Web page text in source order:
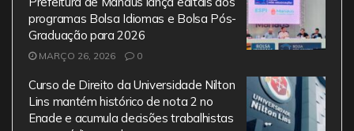
b
o
o
k
A a
programas Bolsa Idiomas e Bolsa Pós-
Graduação para 2026
MARÇO 26, 2026 0
Curso de Direito da Universidade Nilton
Lins mantém histórico de nota 2 no
Enade e acumula decisões trabalhistas